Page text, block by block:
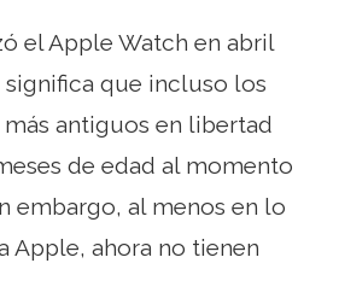
el Apple Watch en abril
significa que incluso los
antiguos en libertad
de edad al momento
embargo, al menos en lo
Apple, ahora no tienen